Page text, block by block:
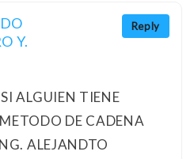
Reply
Y.
ALGUIEN TIENE
DE CADENA
ALEJANDTO